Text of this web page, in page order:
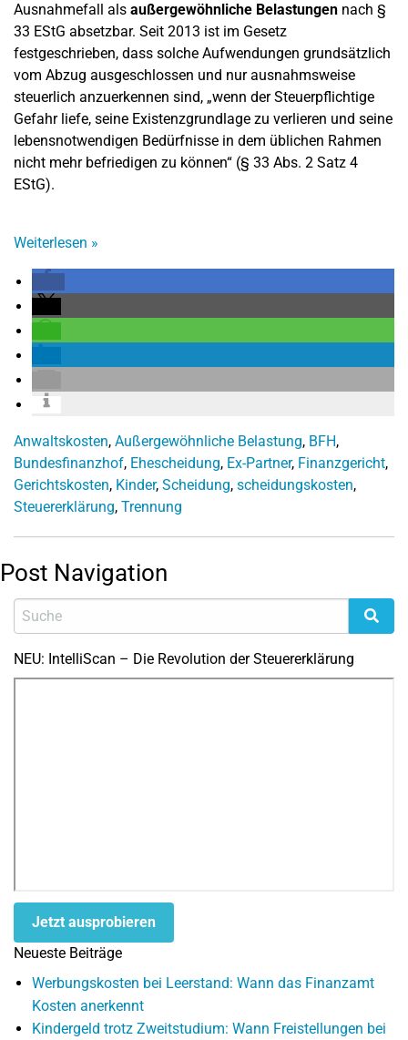
Ausnahmefall als außergewöhnliche Belastungen nach §
33 EStG absetzbar. Seit 2013 ist im Gesetz
festgeschrieben, dass solche Aufwendungen grundsätzlich
vom Abzug ausgeschlossen und nur ausnahmsweise
steuerlich anzuerkennen sind, „wenn der Steuerpflichtige
Gefahr liefe, seine Existenzgrundlage zu verlieren und seine
lebensnotwendigen Bedürfnisse in dem üblichen Rahmen
nicht mehr befriedigen zu können“ (§ 33 Abs. 2 Satz 4
EStG).
Weiterlesen »
Anwaltskosten, Außergewöhnliche Belastung, BFH,
Bundesfinanzhof, Ehescheidung, Ex-Partner, Finanzgericht,
Gerichtskosten, Kinder, Scheidung, scheidungskosten,
Steuererklärung, Trennung
Post Navigation
NEU: IntelliScan – Die Revolution der Steuererklärung
Jetzt ausprobieren
Neueste Beiträge
Werbungskosten bei Leerstand: Wann das Finanzamt
Kosten anerkennt
Kindergeld trotz Zweitstudium: Wann Freistellungen bei